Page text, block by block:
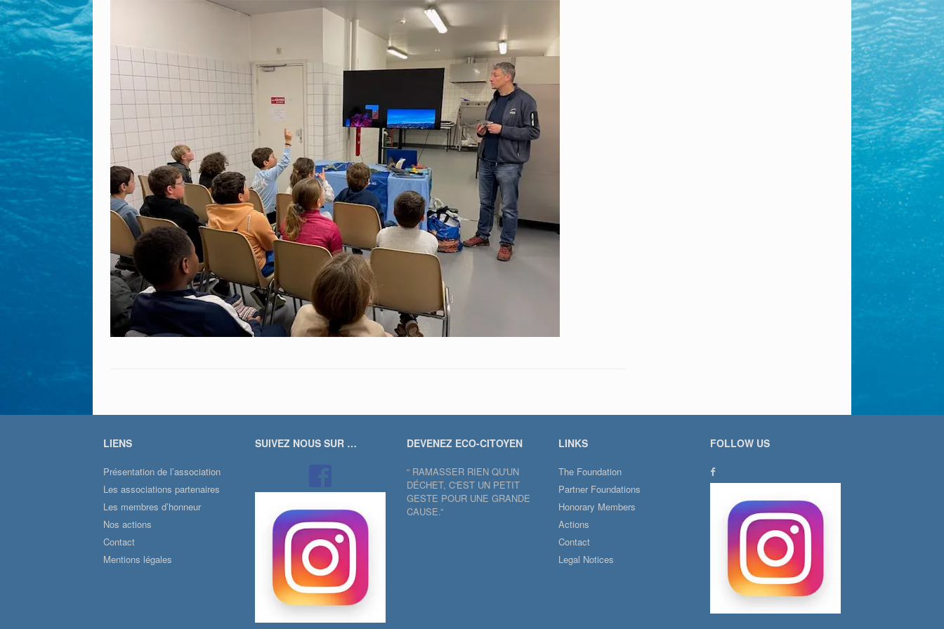
LIENS
Présentation de l’association
Les associations partenaires
Les membres d’honneur
Nos actions
Contact
Mentions légales
SUIVEZ NOUS SUR … DEVENEZ ECO-CITOYEN
“ RAMASSER RIEN QU'UN
DÉCHET, C'EST UN PETIT
GESTE POUR UNE GRANDE
CAUSE.”
LINKS
The Foundation
Partner Foundations
Honorary Members
Actions
Contact
Legal Notices
FOLLOW US